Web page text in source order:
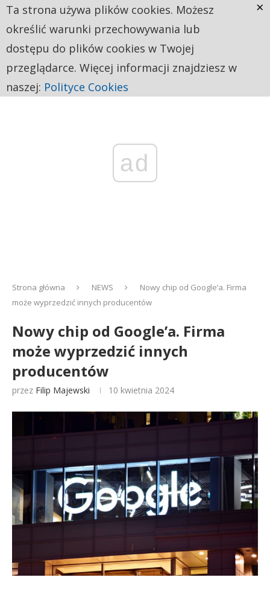
ad
Strona główna NEWS
Nowy chip od Google’a. Firma
może wyprzedzić innych producentów
Nowy chip od Google’a. Firma
może wyprzedzić innych
producentów
przez Filip Majewski 10 kwietnia 2024
Ta strona używa plików cookies. Możesz
określić warunki przechowywania lub
dostępu do plików cookies w Twojej
przeglądarce. Więcej informacji znajdziesz w
naszej: Polityce Cookies
×